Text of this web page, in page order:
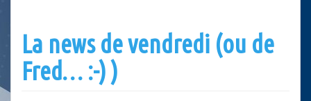
La news de vendredi (ou de
Fred… :-) )